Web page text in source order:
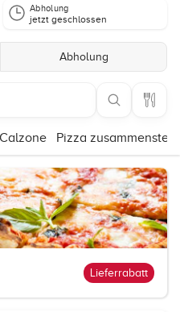
Abholung
jetzt geschlossen
Abholung
Pizza
Lieferrabatt